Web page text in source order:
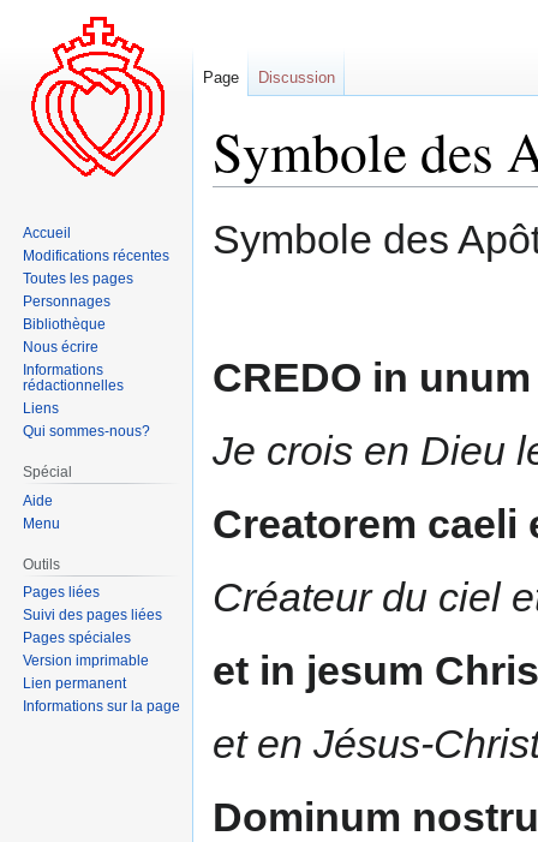
Symbole des
à
à
Symbole des
CREDO in
Je crois en Dieu
Creatorem caeli
Créateur du ciel
et in jesum
et en Jésus-
Dominum
Page Discussion
Accueil
Modifications récentes
Toutes les pages
Personnages
Bibliothèque
Nous écrire
Informations
rédactionnelles
Liens
Qui sommes-nous?
Spécial
Aide
Menu
Outils
Pages liées
Suivi des pages liées
Pages spéciales
Version imprimable
Lien permanent
Informations sur la page